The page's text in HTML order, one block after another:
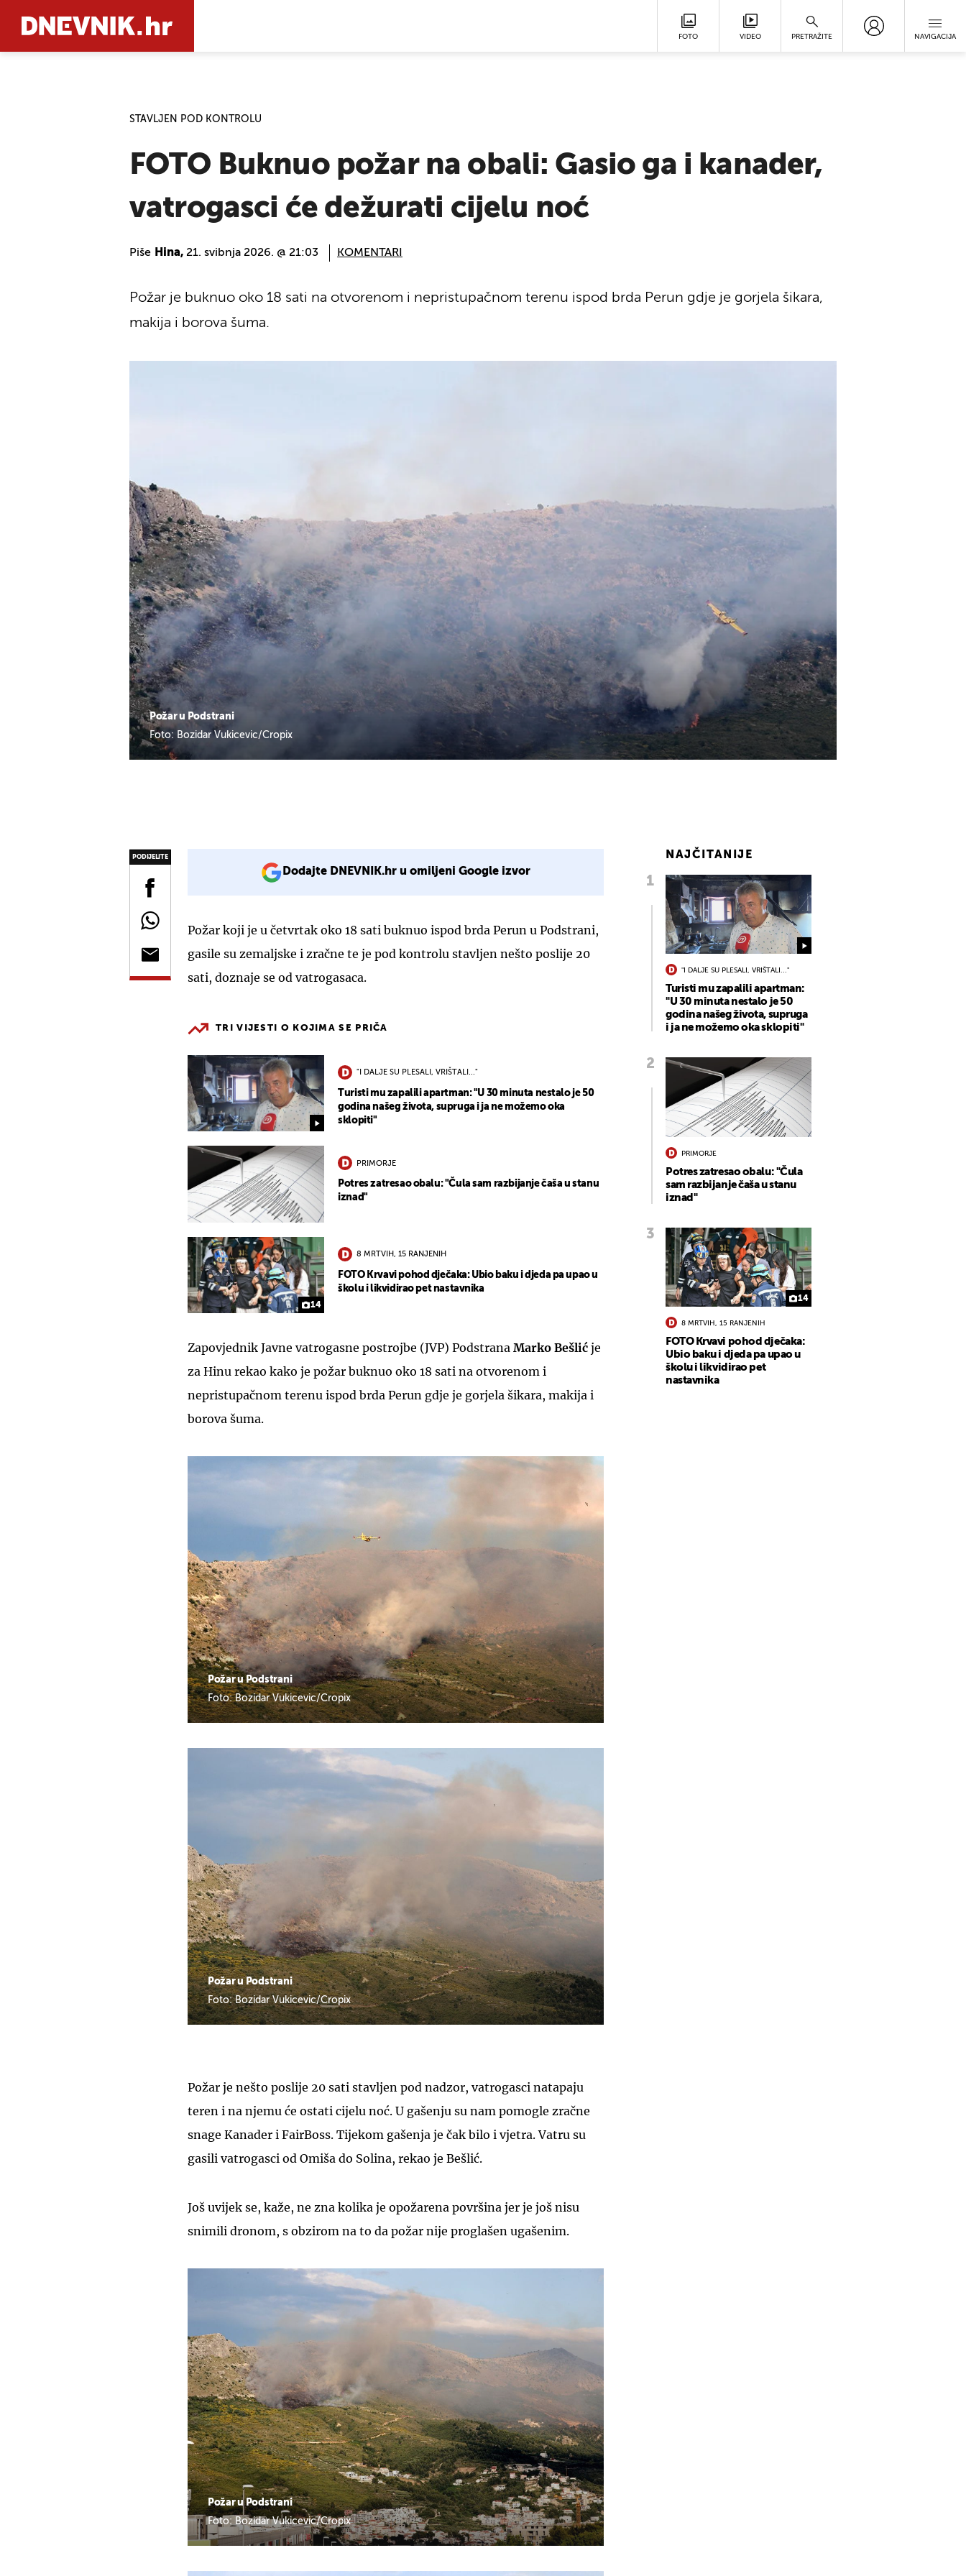
FOTO VIDEO PRETRAŽITE NAVIGACIJA
STAVLJEN POD KONTROLU
FOTO Buknuo požar na obali: Gasio ga i kanader,
vatrogasci će dežurati cijelu noć
Piše Hina, 21. svibnja 2026. @ 21:03 KOMENTARI
Požar u Podstrani
Foto: Bozidar Vukicevic/Cropix
Požar je buknuo oko 18 sati na otvorenom i nepristupačnom terenu ispod brda Perun gdje je gorjela šikara,
makija i borova šuma.
PODIJELITE
Dodajte DNEVNIK.hr u omiljeni Google izvor
Požar koji je u četvrtak oko 18 sati buknuo ispod brda Perun u Podstrani,
gasile su zemaljske i zračne te je pod kontrolu stavljen nešto poslije 20
sati, doznaje se od vatrogasaca.
TRI VIJESTI O KOJIMA SE PRIČA
"I DALJE SU PLESALI, VRIŠTALI..."
Turisti mu zapalili apartman: "U 30 minuta nestalo je 50
godina našeg života, supruga i ja ne možemo oka
sklopiti"
PRIMORJE
Potres zatresao obalu: "Čula sam razbijanje čaša u stanu
iznad"
14
8 MRTVIH, 15 RANJENIH
FOTO Krvavi pohod dječaka: Ubio baku i djeda pa upao u
školu i likvidirao pet nastavnika
Zapovjednik Javne vatrogasne postrojbe (JVP) Podstrana Marko Bešlić je
za Hinu rekao kako je požar buknuo oko 18 sati na otvorenom i
nepristupačnom terenu ispod brda Perun gdje je gorjela šikara, makija i
borova šuma.
Požar u Podstrani
Foto: Bozidar Vukicevic/Cropix
Požar u Podstrani
Foto: Bozidar Vukicevic/Cropix
Požar je nešto poslije 20 sati stavljen pod nadzor, vatrogasci natapaju
teren i na njemu će ostati cijelu noć. U gašenju su nam pomogle zračne
snage Kanader i FairBoss. Tijekom gašenja je čak bilo i vjetra. Vatru su
gasili vatrogasci od Omiša do Solina, rekao je Bešlić.
Još uvijek se, kaže, ne zna kolika je opožarena površina jer je još nisu
snimili dronom, s obzirom na to da požar nije proglašen ugašenim.
Požar u Podstrani
Foto: Bozidar Vukicevic/Cropix
NAJČITANIJE
"I DALJE SU PLESALI, VRIŠTALI..."
Turisti mu zapalili apartman:
"U 30 minuta nestalo je 50
godina našeg života, supruga
i ja ne možemo oka sklopiti"
PRIMORJE
Potres zatresao obalu: "Čula
sam razbijanje čaša u stanu
iznad"
14
8 MRTVIH, 15 RANJENIH
FOTO Krvavi pohod dječaka:
Ubio baku i djeda pa upao u
školu i likvidirao pet
nastavnika